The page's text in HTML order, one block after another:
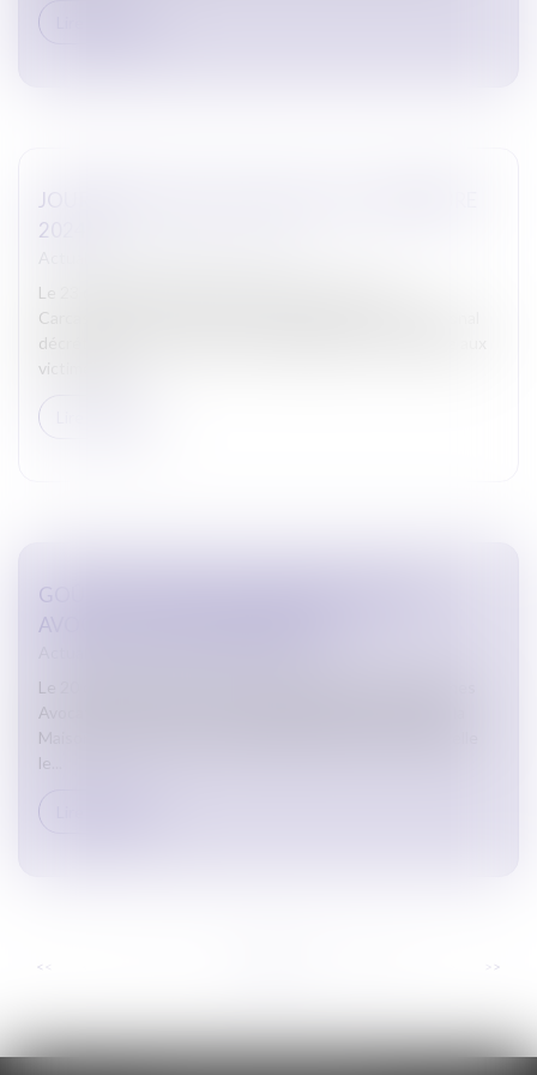
JOURNÉE DE DEUIL NATIONAL LE 23 DÉCEMBRE
2024
Le 23 décembre 2024, les Avocats du barreau de
Carcassonne se sont associés à la journée de deuil national
décrétée par le Président de la République en hommage aux
victimes du...
GOÛTER DE NOËL DE L’UNION DES JEUNES
AVOCATS LE 20 DÉCEMBRE 2024
Le 20 décembre 2024, la très dynamique Union des Jeunes
Avocats de Carcassonne a organisé le goûter de Noël à la
Maison de l'Avocat. Une belle manifestation durant laquelle
le...
<< >>